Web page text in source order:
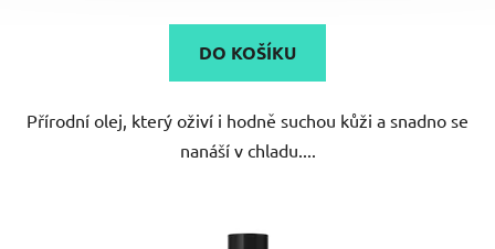
DO KOŠÍKU
Přírodní olej, který oživí i hodně suchou kůži a snadno se
nanáší v chladu....